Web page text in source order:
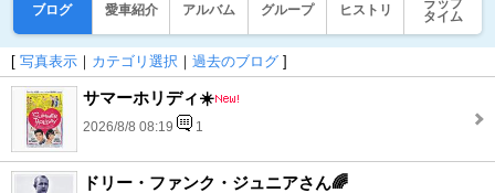
ブログ 愛車紹介 アルバム グループ ヒストリ
ラップ
タイム
[ 写真表示 ｜ カテゴリ選択 ｜ 過去のブログ ]
サマーホリディ☀️
2026/8/8 08:19 1
ドリー・ファンク・ジュニアさん🌈